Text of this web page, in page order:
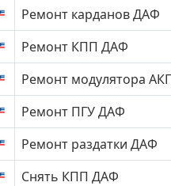
Ремонт карданов ДАФ
Ремонт КПП ДАФ
Ремонт модулятора
Ремонт ПГУ ДАФ
Ремонт раздатки ДАФ
Снять КПП ДАФ